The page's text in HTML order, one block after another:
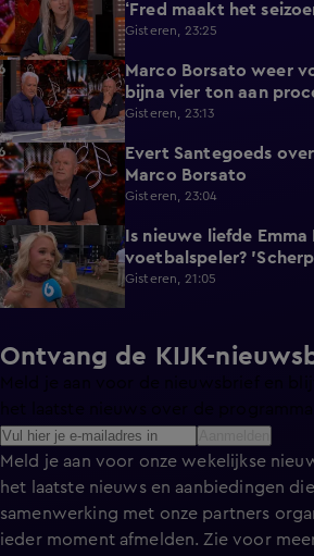
‘Fred maakt het
Gisteren, 23:25
3:32
Marco Borsato weer
bijna vier ton aan
Gisteren, 23:13
8:57
Evert Santegoeds
Marco Borsato
Gisteren, 23:04
0:38
Is nieuwe liefde Emma
voetbalspeler?
Gisteren, 21:05
Ontvang de KIJK-
Meld je aan voor onze wekelijkse
het laatste nieuws en aanbiedingen
samenwerking met onze partners
ieder moment afmelden. Zie voor